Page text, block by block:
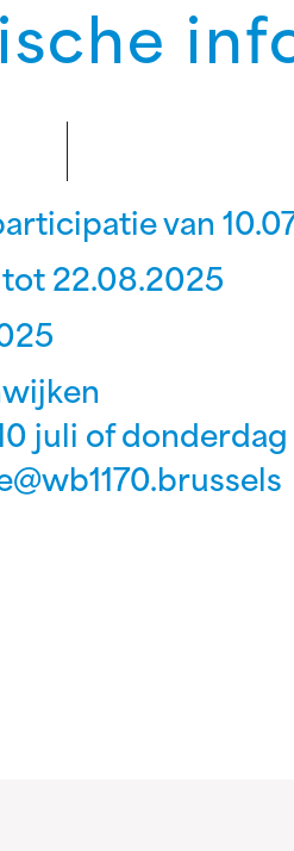
van
tot 22.08.2025
juli of donderdag